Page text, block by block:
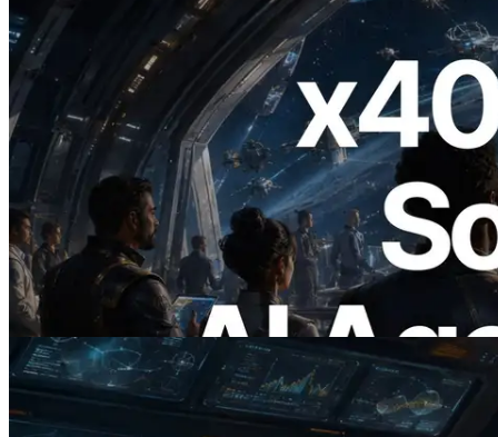
2026.07.04
ERPC Meluncurkan Solana RPC
Berbasis x402 — Era AI Agent
Membayar API yang Dibutuhkan Secara
On Demand
Baca artikel ini